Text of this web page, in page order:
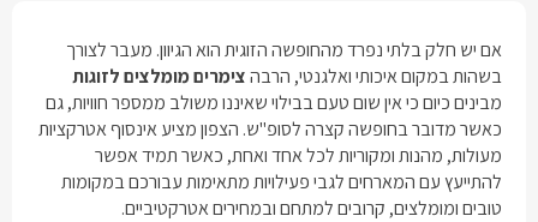
אם יש חלק בלתי נפרד מהחופשה הזוגית הוא הגיוון. מעבר לצורך
בשהות במקום איכותי ואלגנטי, הרבהצימרים מומלצים לזוגות
מבינים כיום כי אין שום טעם בבילוי שאיננו משולב ממספר חוויות, גם
כאשר מדובר בחופשה קצרה לסופ"ש. הצפון מציע אינסוף אטרקציות
מעולות, מהנות ומקוריות לכל אחד ואחת, כאשר תמיד אפשר
להתייעץ עם המארחים לגבי פעילויות מתאימות עבורכם במקומות
טובים ומומלצים, קרובים למתחם ובמחירים אטרקטיביים.